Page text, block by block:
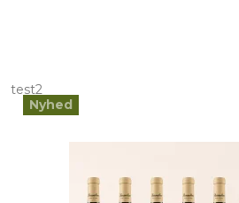
Nyhed
test2